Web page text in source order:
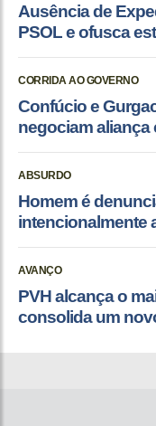
Ausência de
PSOL e ofusca
CORRIDA AO GOVERNO
Confúcio e
negociam aliança
ABSURDO
Homem é
intencionalmente
AVANÇO
PVH alcança o
consolida um